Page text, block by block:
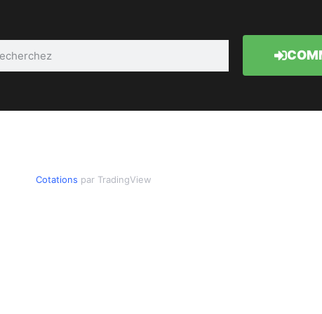
Cotations par TradingView